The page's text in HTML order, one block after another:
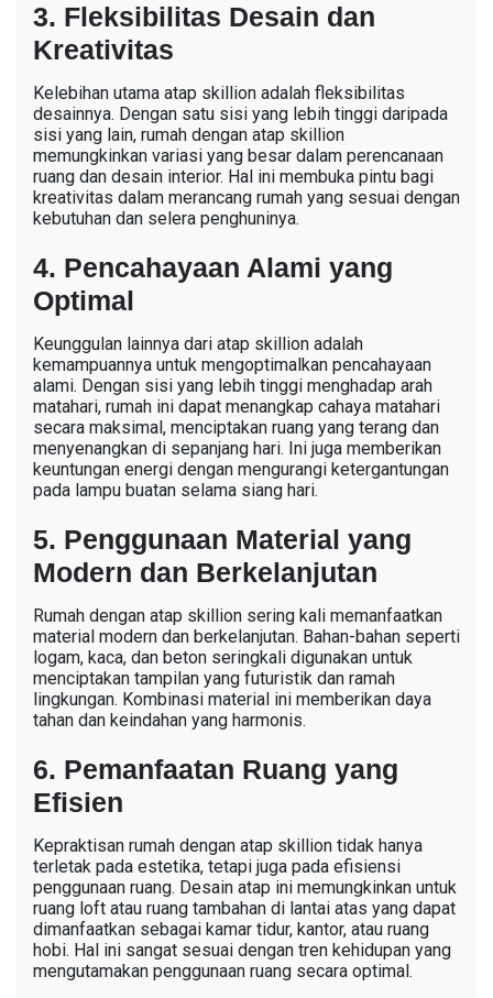
3. Fleksibilitas Desain dan
Kreativitas
Kelebihan utama atap skillion adalah fleksibilitas
desainnya. Dengan satu sisi yang lebih tinggi daripada
sisi yang lain, rumah dengan atap skillion
memungkinkan variasi yang besar dalam perencanaan
ruang dan desain interior. Hal ini membuka pintu bagi
kreativitas dalam merancang rumah yang sesuai dengan
kebutuhan dan selera penghuninya.
4. Pencahayaan Alami yang
Optimal
Keunggulan lainnya dari atap skillion adalah
kemampuannya untuk mengoptimalkan pencahayaan
alami. Dengan sisi yang lebih tinggi menghadap arah
matahari, rumah ini dapat menangkap cahaya matahari
secara maksimal, menciptakan ruang yang terang dan
menyenangkan di sepanjang hari. Ini juga memberikan
keuntungan energi dengan mengurangi ketergantungan
pada lampu buatan selama siang hari.
5. Penggunaan Material yang
Modern dan Berkelanjutan
Rumah dengan atap skillion sering kali memanfaatkan
material modern dan berkelanjutan. Bahan-bahan seperti
logam, kaca, dan beton seringkali digunakan untuk
menciptakan tampilan yang futuristik dan ramah
lingkungan. Kombinasi material ini memberikan daya
tahan dan keindahan yang harmonis.
6. Pemanfaatan Ruang yang
Efisien
Kepraktisan rumah dengan atap skillion tidak hanya
terletak pada estetika, tetapi juga pada efisiensi
penggunaan ruang. Desain atap ini memungkinkan untuk
ruang loft atau ruang tambahan di lantai atas yang dapat
dimanfaatkan sebagai kamar tidur, kantor, atau ruang
hobi. Hal ini sangat sesuai dengan tren kehidupan yang
mengutamakan penggunaan ruang secara optimal.